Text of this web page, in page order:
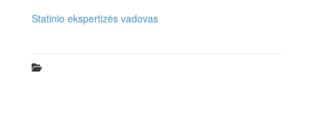
Statinio ekspertizės vadovas